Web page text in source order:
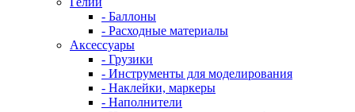
- Баллоны
- Расходные материалы
Аксессуары
- Грузики
- Инструменты для моделирования
- Наклейки, маркеры
- Наполнители